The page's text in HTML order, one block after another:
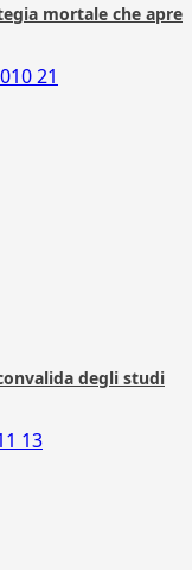
mortale che apre
21
degli studi
13